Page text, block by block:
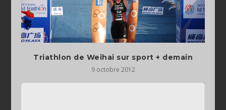
Triathlon de Weihai sur sport + demain
9 octobre 2012